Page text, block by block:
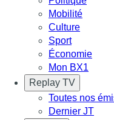
Mobilité
Culture
Sport
Économie
Mon BX1
Replay TV
Toutes nos
Dernier JT